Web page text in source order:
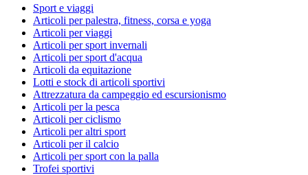
Sport e viaggi
Articoli per palestra, fitness, corsa e yoga
Articoli per viaggi
Articoli per sport invernali
Articoli per sport d'acqua
Articoli da equitazione
Lotti e stock di articoli sportivi
Attrezzatura da campeggio ed escursionismo
Articoli per la pesca
Articoli per ciclismo
Articoli per altri sport
Articoli per il calcio
Articoli per sport con la palla
Trofei sportivi